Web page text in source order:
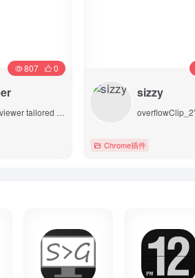
Smart CSS viewer tailored for Designers.
807 0
sizzy
Chrome插件